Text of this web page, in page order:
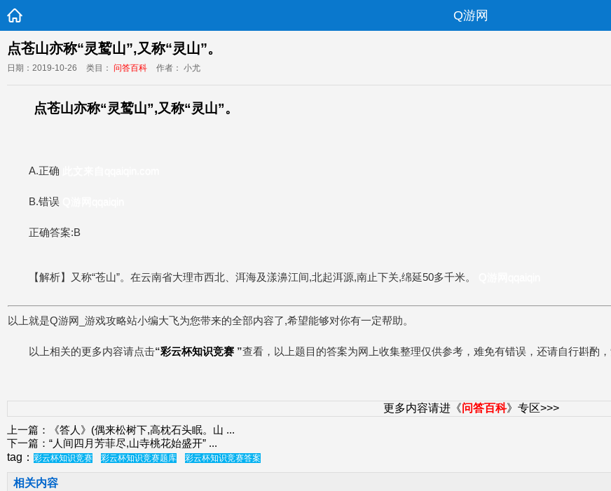
Q游网
点苍山亦称“灵鹫山”,又称“灵山”。
日期：2019-10-26 类目： 问答百科 作者： 小尤
点苍山亦称“灵鹫山”,又称“灵山”。
A.正确
B.错误
正确答案:B
【解析】又称“苍山”。在云南省大理市西北、洱海及漾濞江间,北起洱源,南止下关,绵延50多千米。
以上就是Q游网_游戏攻略站小编大飞为您带来的全部内容了,希望能够对你有一定帮助。
以上相关的更多内容请点击“彩云杯知识竞赛 ”查看，以上题目的答案为网上收集整理仅供参考，难免有错误，还请自行斟酌
更多内容请进《问答百科》专区>>>
上一篇：
《答人》(偶来松树下,高枕石头眠。山 ...
下一篇： “人间四月芳菲尽,山寺桃花始盛开” ...
tag： 彩云杯知识竞赛 彩云杯知识竞赛题库 彩云杯知识竞赛答案
相关内容